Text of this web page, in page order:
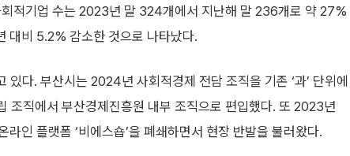
적기업 수는 2023년 말 324개에서 지난해 말 236개로 약 27%
대비 5.2% 감소한 것으로 나타났다.
다. 부산시는 2024년 사회적경제 전담 조직을 기존 ‘과’ 단위에
조직에서 부산경제진흥원 내부 조직으로 편입했다. 또 2023년
인 플랫폼 ‘비에스숍’을 폐쇄하면서 현장 반발을 불러왔다.